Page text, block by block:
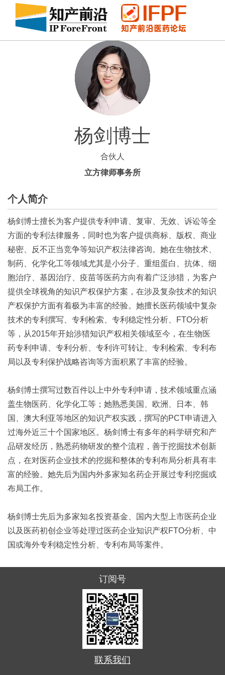
杨剑博士
合伙人
立方律师事务所
个人简介
杨剑博士擅长为客户提供专利申请、复审、无效、诉讼等全
方面的专利法律服务，同时也为客户提供商标、版权、商业
秘密、反不正当竞争等知识产权法律咨询。她在生物技术、
制药、化学化工等领域尤其是小分子、重组蛋白、抗体、细
胞治疗、基因治疗、疫苗等医药方向有着广泛涉猎，为客户
提供全球视角的知识产权保护方案，在涉及复杂技术的知识
产权保护方面有着极为丰富的经验。她擅长医药领域中复杂
技术的专利撰写、专利检索、专利稳定性分析、FTO分析
等，从2015年开始涉猎知识产权相关领域至今，在生物医
药专利申请、专利分析、专利许可转让、专利检索、专利布
局以及专利保护战略咨询等方面积累了丰富的经验。
杨剑博士撰写过数百件以上中外专利申请，技术领域重点涵
盖生物医药、化学化工等；她熟悉美国、欧洲、日本、韩
国、澳大利亚等地区的知识产权实践，撰写的PCT申请进入
过海外近三十个国家地区。杨剑博士有多年的科学研究和产
品研发经历，熟悉药物研发的整个流程，善于挖掘技术创新
点，在对医药企业技术的挖掘和整体的专利布局分析具有丰
富的经验。她先后为国内外多家知名药企开展过专利挖掘或
布局工作。
杨剑博士先后为多家知名投资基金、国内大型上市医药企业
以及医药初创企业等处理过医药企业知识产权FTO分析、中
国或海外专利稳定性分析、专利布局等案件。
订阅号
联系我们